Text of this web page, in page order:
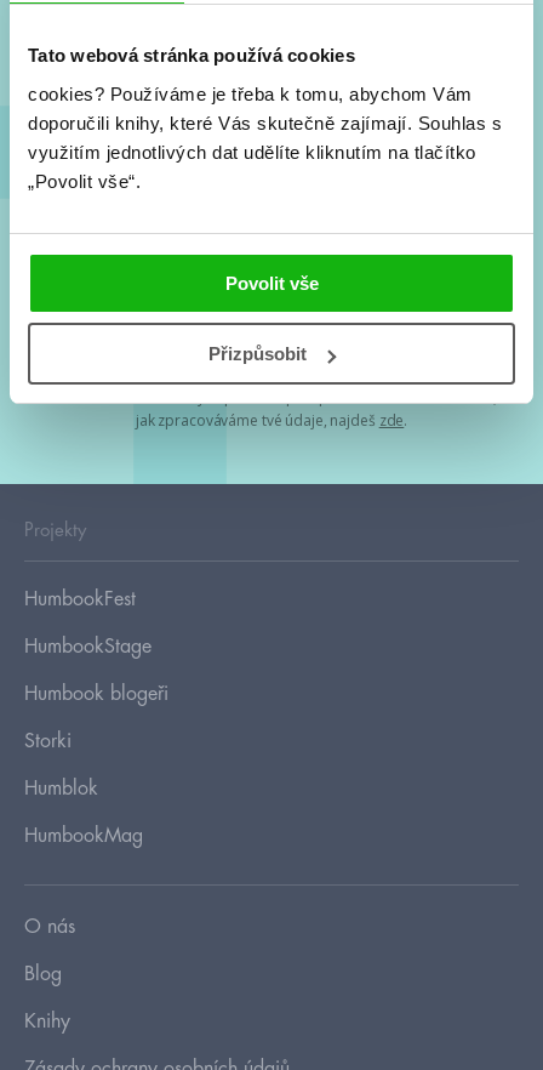
Tato webová stránka používá cookies
cookies? Používáme je třeba k tomu, abychom Vám
doporučili knihy, které Vás skutečně zajímají. Souhlas s
využitím jednotlivých dat udělíte kliknutím na tlačítko
„Povolit vše“.
Povolit vše
Přizpůsobit
a seriálové adaptace a další.
Souhlasím spodmínkami zpracování osobních údajů
Tvá e-mailová adresa je u nás v bezpečí. Přečti si
jak zpracováváme tvé údaje, najdeš zde.
Projekty
HumbookFest
HumbookStage
Humbook blogeři
Storki
Humblok
HumbookMag
O nás
Blog
Knihy